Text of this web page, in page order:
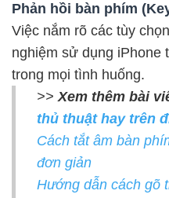
Phản hồi bàn phím
Việc nắm rõ các tùy
nghiệm sử dụng iPhone
trong mọi tình huống.
>>Xem thêm bài
thủ thuật hay trên
Cách tắt âm bàn
đơn giản
Hướng dẫn cách gõ